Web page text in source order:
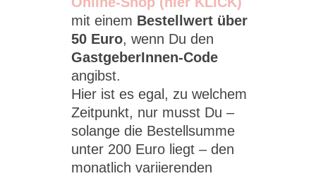
mit einem Bestellwert über
50 Euro, wenn Du den
GastgeberInnen-Code
angibst.
Hier ist es egal, zu welchem
Zeitpunkt, nur musst Du –
solange die Bestellsumme
unter 200 Euro liegt – den
monatlich variierenden